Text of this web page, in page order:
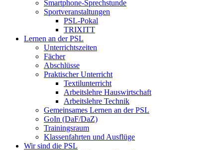
Smartphone-Sprechstunde
Sportveranstaltungen
PSL-Pokal
TRIXITT
Lernen an der PSL
Unterrichtszeiten
Fächer
Abschlüsse
Praktischer Unterricht
Textilunterricht
Arbeitslehre Hauswirtschaft
Arbeitslehre Technik
Gemeinsames Lernen an der PSL​
GoIn (DaF/DaZ)
Trainingsraum
Klassenfahrten und Ausflüge
Wir sind die PSL